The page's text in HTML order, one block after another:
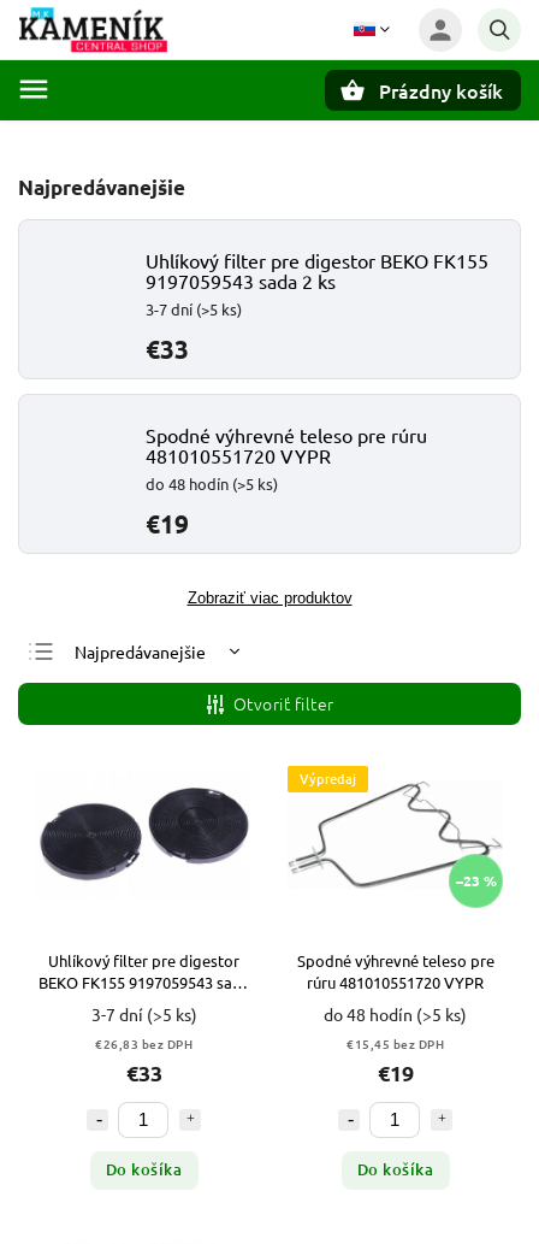
Prázdny košík
Najpredávanejšie
Uhlíkový filter pre digestor BEKO FK155
9197059543 sada 2 ks
3-7 dní (>5 ks)
€33
Spodné výhrevné teleso pre rúru
481010551720 VYPR
do 48 hodín (>5 ks)
€19
Zobraziť viac produktov
Najpredávanejšie
Najlacnejšie
Najdrahšie
Otvoriť filter
Uhlíkový filter pre digestor
BEKO FK155 9197059543 sada
2 ks
3-7 dní (>5 ks)
€26,83 bez DPH
€33
Do košíka
Výpredaj
–23 %
Spodné výhrevné teleso pre
rúru 481010551720 VYPR
do 48 hodín (>5 ks)
€15,45 bez DPH
€19
Do košíka